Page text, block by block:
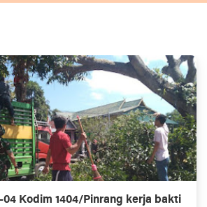
04 Kodim 1404/Pinrang kerja bakti